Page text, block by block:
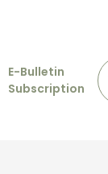
E-Bulletin
Subscription